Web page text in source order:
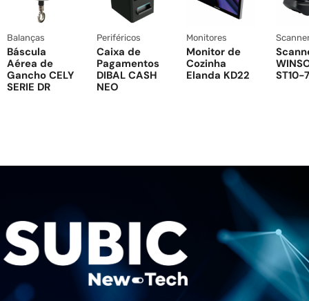
Balanças
Báscula
Aérea de
Gancho CELY
SERIE DR
Periféricos
Caixa de
Pagamentos
DIBAL CASH
NEO
Monitores
Monitor de
Cozinha
Elanda KD22
ST10-